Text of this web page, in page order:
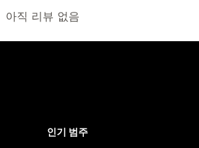
아직 리뷰 없음
인기 범주